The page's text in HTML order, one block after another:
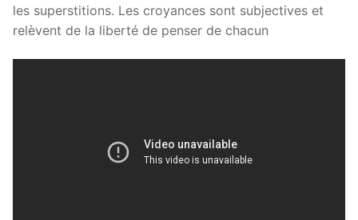
les superstitions. Les croyances sont subjectives et
relèvent de la liberté de penser de chacun